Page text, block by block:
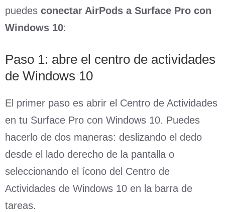
puedes conectar AirPods a Surface Pro con
Windows 10:
Paso 1: abre el centro de actividades
de Windows 10
El primer paso es abrir el Centro de Actividades
en tu Surface Pro con Windows 10. Puedes
hacerlo de dos maneras: deslizando el dedo
desde el lado derecho de la pantalla o
seleccionando el ícono del Centro de
Actividades de Windows 10 en la barra de
tareas.